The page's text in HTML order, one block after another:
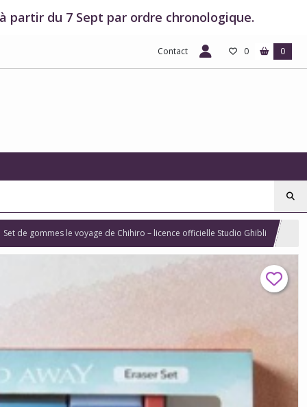
partir du 7 Sept par ordre chronologique.
Contact 0 0
Set de gommes le voyage de Chihiro – licence officielle Studio Ghibli